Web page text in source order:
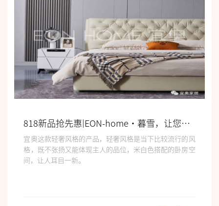
818新品抢先惠|EON-home•暮雪，让您一见倾心
宜奥这款轻奢风格的产品，轻奢风格是当下比较流行的风
格，既不张扬又能体现主人的品位，米白色搭配的卧房空
间，让人耳目一新。